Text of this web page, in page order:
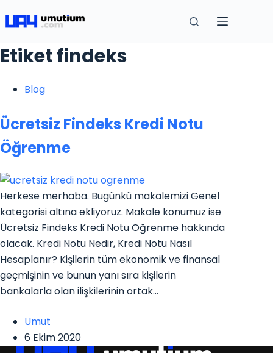
Etiketfindeks
Blog
Ücretsiz Findeks Kredi Notu
Öğrenme
Herkese merhaba. Bugünkü makalemizi Genel
kategorisi altına ekliyoruz. Makale konumuz ise
Ücretsiz Findeks Kredi Notu Öğrenme hakkında
olacak. Kredi Notu Nedir, Kredi Notu Nasıl
Hesaplanır? Kişilerin tüm ekonomik ve finansal
geçmişinin ve bunun yanı sıra kişilerin
bankalarla olan ilişkilerinin ortak…
Umut
6 Ekim 2020